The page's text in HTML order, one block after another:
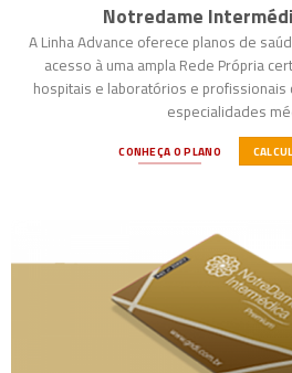
Notredame
A Linha Advance oferece planos de
acesso à uma ampla Rede Própria
hospitais e laboratórios e
especialidades
CONHEÇA O PLANO